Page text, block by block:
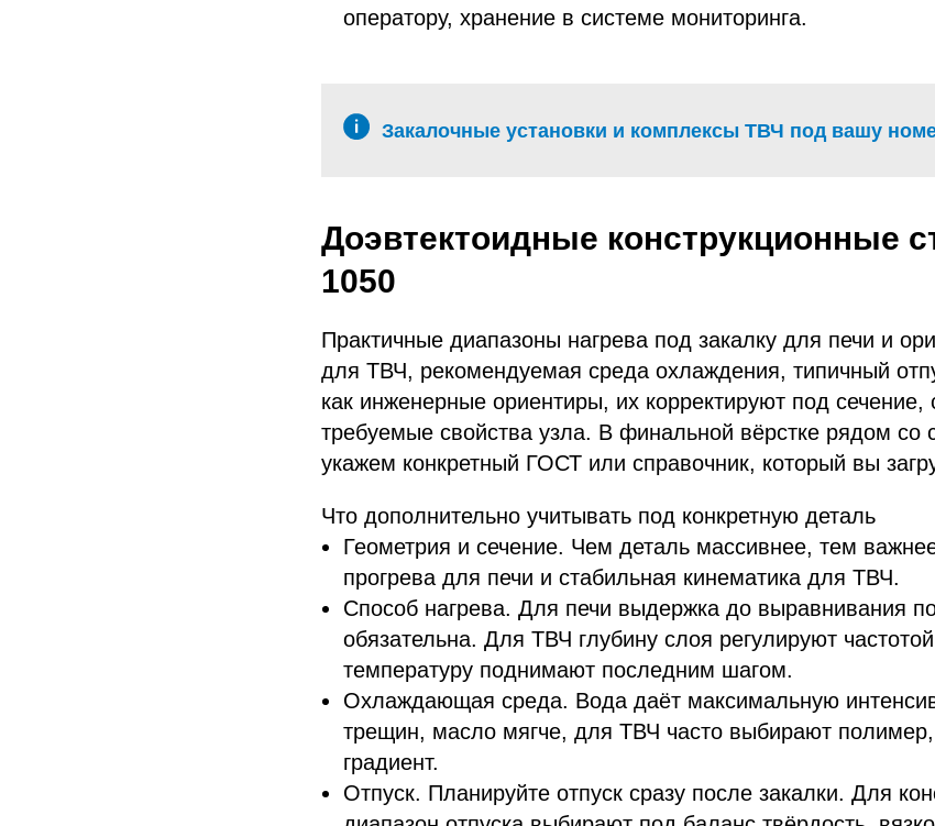
оператору, хранение в системе мониторинга.
Закалочные установки и комплексы ТВЧ под вашу
Доэвтектоидные конструкционные
1050
Практичные диапазоны нагрева под закалку для печи и
для ТВЧ, рекомендуемая среда охлаждения, типичный
как инженерные ориентиры, их корректируют под сечение,
требуемые свойства узла. В финальной вёрстке рядом со
укажем конкретный ГОСТ или справочник, который вы
Что дополнительно учитывать под конкретную деталь
Геометрия и сечение. Чем деталь массивнее, тем
прогрева для печи и стабильная кинематика для ТВЧ.
Способ нагрева. Для печи выдержка до выравнивания
обязательна. Для ТВЧ глубину слоя регулируют
температуру поднимают последним шагом.
Охлаждающая среда. Вода даёт максимальную
трещин, масло мягче, для ТВЧ часто выбирают полимер,
градиент.
Отпуск. Планируйте отпуск сразу после закалки. Для